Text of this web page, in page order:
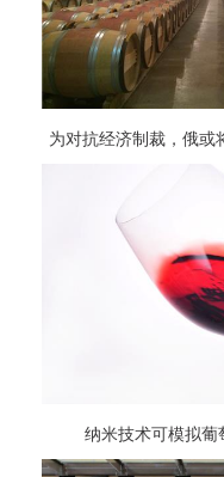
为对抗经济制裁，俄或
纳米技术可模拟葡